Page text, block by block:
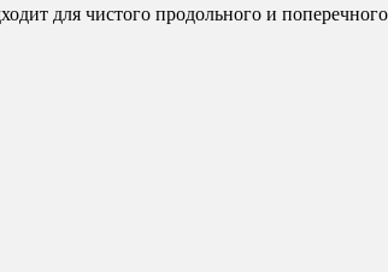
для чистого продольного и